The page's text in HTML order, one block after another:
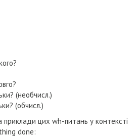
(необчисл.)
(обчисл.)
цих wh-питань у контексті
done: